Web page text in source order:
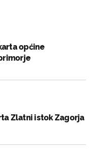
općine
Zlatni istok Zagorja